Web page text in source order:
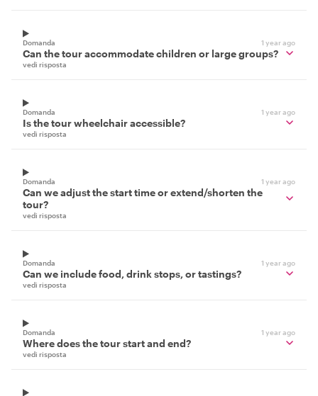
Domanda 1 year ago
Can the tour accommodate children or large groups?
vedi risposta
Domanda 1 year ago
Is the tour wheelchair accessible?
vedi risposta
Domanda 1 year ago
Can we adjust the start time or extend/shorten the
tour?
vedi risposta
Domanda 1 year ago
Can we include food, drink stops, or tastings?
vedi risposta
Domanda 1 year ago
Where does the tour start and end?
vedi risposta